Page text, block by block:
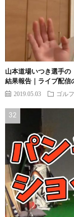
山本道場いつき選手
結果報告｜ライブ配信
2019.05.03 ゴル